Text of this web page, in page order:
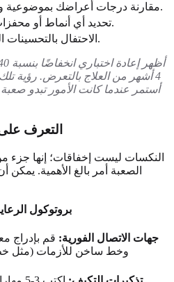
مقارنة درجات أعراضك بموضوعية ومعرفة أين أحرزت تقدمًا.
تحديد أي أنماط أو محفزات جديدة قد تكون ظهرت.
الاحتفال بالتحسينات الملموسة، وهو حافز قوي.
4 أشهر من العلاج بالتعرض. رؤية
أستمر عندما كانت الأمور تبدو
التعرف
النكسات ليست إخفاقات؛ إنها جزء
الصعبة أمر بالغ الأهمية.
بروتوكول
جهات الاتصال الفورية: قم بإدراج